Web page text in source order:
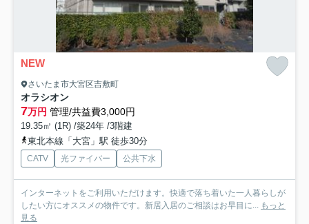
NEW
さいたま市大宮区吉敷町
オラシオン
7万円 管理/共益費3,000円
19.35㎡ (1R) /築24年 /3階建
東北本線「大宮」駅 徒歩30分
CATV 光ファイバー 公共下水
インターネットをご利用いただけます。快適で落ち着いた一人暮らしが
したい方にオススメの物件です。新居入居のご相談はお早目に... もっと
見る